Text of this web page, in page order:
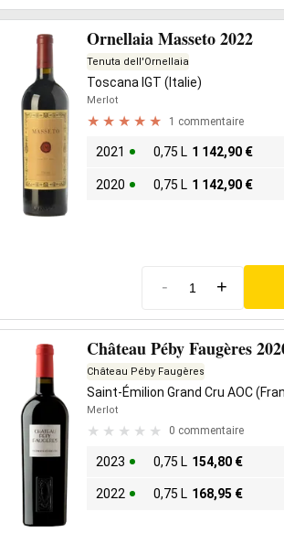
Ornellaia Masseto 2022
Tenuta dell'Ornellaia
Toscana IGT (Italie)
Merlot
1 commentaire
2021 0,75 L 1 142,90 €
2020 0,75 L 1 142,90 €
- +
Château Péby Faugères
Château Péby Faugères
Saint-Émilion Grand Cru AOC
Merlot
0 commentaire
2023 0,75 L 154,80 €
2022 0,75 L 168,95 €